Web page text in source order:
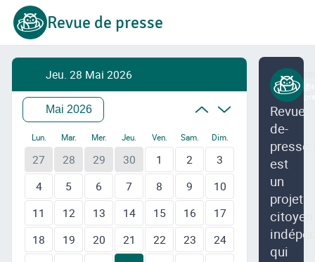
Revue de presse
Jeu. 28 Mai 2026
Mai 2026
Lun. Mar. Mer. Jeu. Ven. Sam. Dim.
27 28 29 30 1 2
3
4
5 6 7 8 9
10
11
12 13 14 15 16
17
18
19 20 21 22 23
24
Revue-
de-
est
un
projet
citoyen
qui